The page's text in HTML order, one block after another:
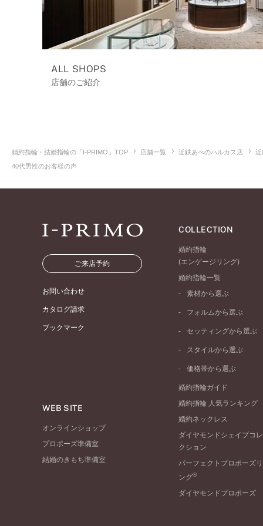
ALL SHOPS
店舗のご紹介
婚約指輪・結婚指輪の「I-PRIMO」TOP 店舗一覧 近鉄あべのハルカス店
近
40代男性のお客様の声
ご来店予約
お問い合わせ
カタログ請求
ブックマーク
WEB SITE
オンラインショップ
プロポーズ準備室
結婚のきもち準備室
COLLECTION
婚約指輪
(エンゲージリング)
婚約指輪一覧
素材から選ぶ
プラチナ
ピンクゴールド
ペールブラウンゴール
フォルムから選ぶ
ストレートライン
V字ライン
セッティングから選ぶ
ソリテール
ダブルサイドメレ
ラインメレ
スタイルから選ぶ
シンプル
モード
エレガント
ゴージャス
価格帯から選ぶ
50万円台～
20万円台～
10万円台～
婚約指輪ガイド
婚約指輪 人気ランキング
婚約ネックレス
ダイヤモンドシェイプコレ
クション
パーフェクトプロポーズリ
ング®
ダイヤモンドプロポーズ